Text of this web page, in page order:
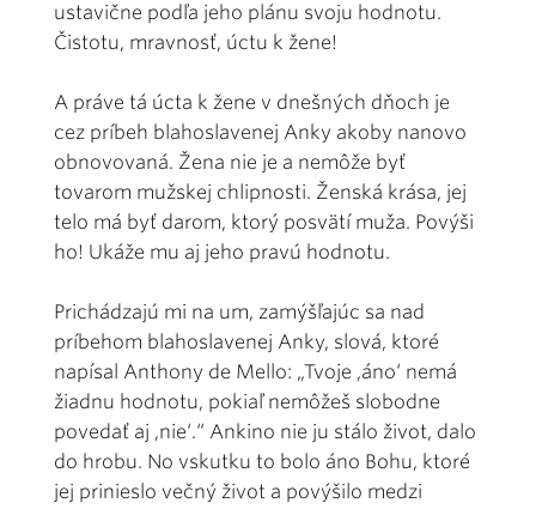
ustavične podľa jeho plánu svoju hodnotu.
Čistotu, mravnosť, úctu k žene!
A práve tá úcta k žene v dnešných dňoch je
cez príbeh blahoslavenej Anky akoby nanovo
obnovovaná. Žena nie je a nemôže byť
tovarom mužskej chlipnosti. Ženská krása, jej
telo má byť darom, ktorý posvätí muža. Povýši
ho! Ukáže mu aj jeho pravú hodnotu.
Prichádzajú mi na um, zamýšľajúc sa nad
príbehom blahoslavenej Anky, slová, ktoré
napísal Anthony de Mello: „Tvoje ,áno‘ nemá
žiadnu hodnotu, pokiaľ nemôžeš slobodne
povedať aj ,nie‘.“ Ankino nie ju stálo život, dalo
do hrobu. No vskutku to bolo áno Bohu, ktoré
jej prinieslo večný život a povýšilo medzi